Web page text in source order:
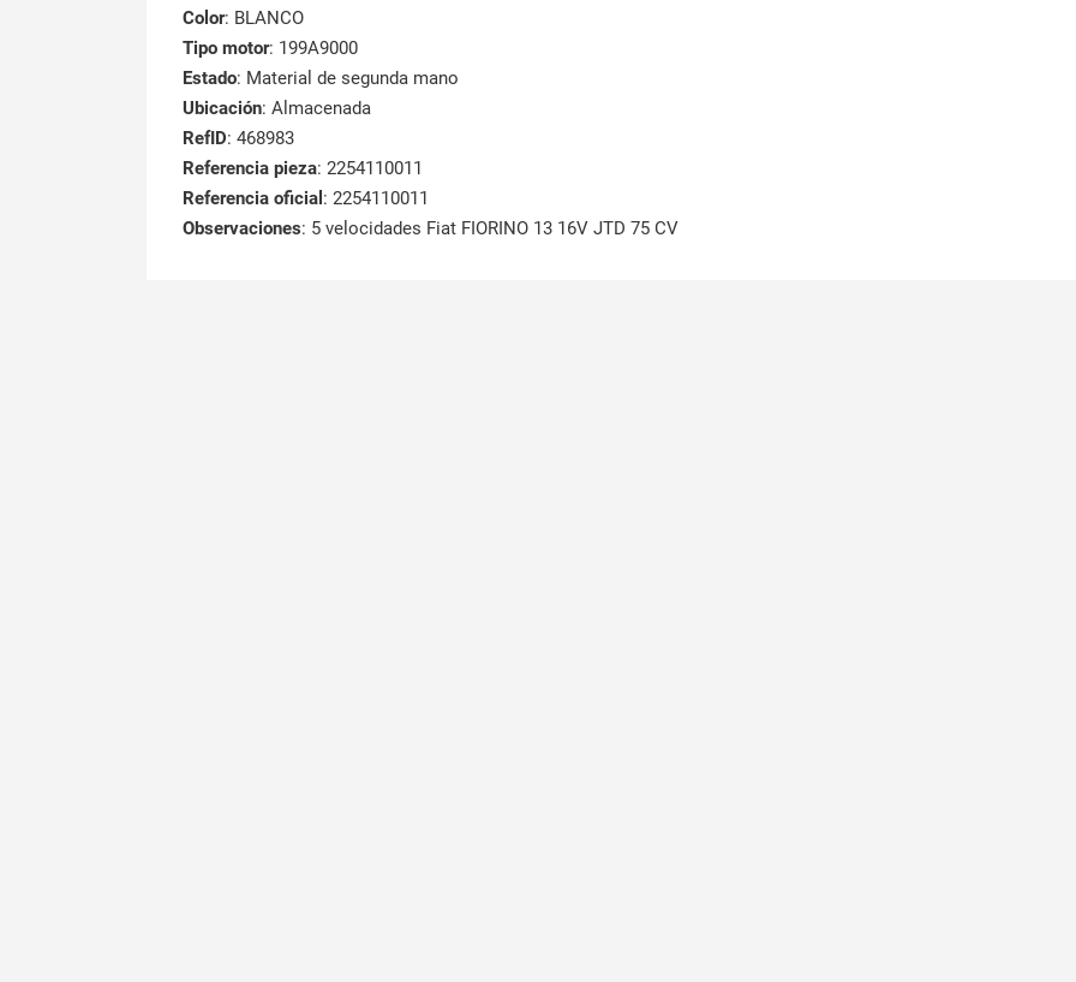
Color: BLANCO
Tipo motor: 199A9000
Estado: Material de segunda mano
Ubicación: Almacenada
RefID: 468983
Referencia pieza: 2254110011
Referencia oficial : 2254110011
Observaciones: 5 velocidades Fiat FIORINO 13 16V JTD 75 CV